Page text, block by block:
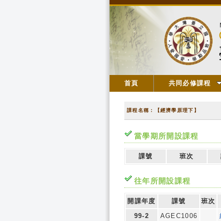
首頁 共同必修課程
課程名稱：【經濟學原理下】
當學期所開設課程
課號 班次
往年所開設課程
開課年度 課號
班次
99-2
AGEC1006